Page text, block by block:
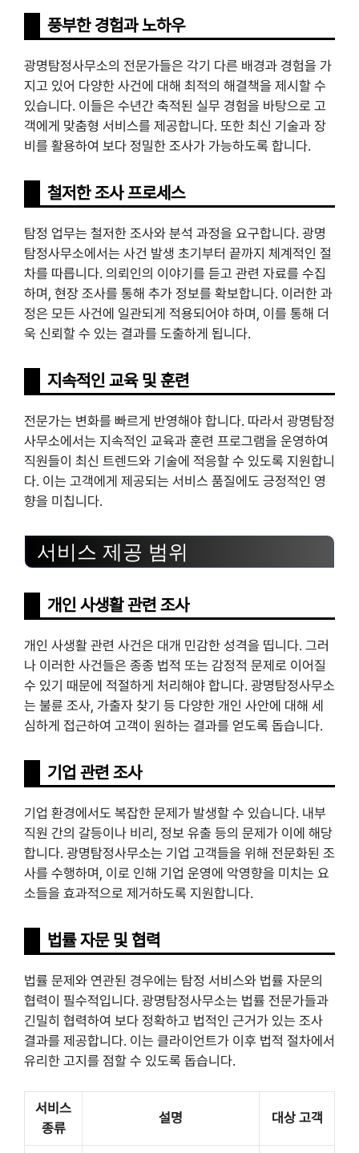
풍부한 경험과 노하우
광명탐정사무소의 전문가들은 각기 다른 배경과 경험을 가
지고 있어 다양한 사건에 대해 최적의 해결책을 제시할 수
있습니다. 이들은 수년간 축적된 실무 경험을 바탕으로 고
객에게 맞춤형 서비스를 제공합니다. 또한 최신 기술과 장
비를 활용하여 보다 정밀한 조사가 가능하도록 합니다.
철저한 조사 프로세스
탐정 업무는 철저한 조사와 분석 과정을 요구합니다. 광명
탐정사무소에서는 사건 발생 초기부터 끝까지 체계적인 절
차를 따릅니다. 의뢰인의 이야기를 듣고 관련 자료를 수집
하며, 현장 조사를 통해 추가 정보를 확보합니다. 이러한 과
정은 모든 사건에 일관되게 적용되어야 하며, 이를 통해 더
욱 신뢰할 수 있는 결과를 도출하게 됩니다.
지속적인 교육 및 훈련
전문가는 변화를 빠르게 반영해야 합니다. 따라서 광명탐정
사무소에서는 지속적인 교육과 훈련 프로그램을 운영하여
직원들이 최신 트렌드와 기술에 적응할 수 있도록 지원합니
다. 이는 고객에게 제공되는 서비스 품질에도 긍정적인 영
향을 미칩니다.
서비스 제공 범위
개인 사생활 관련 조사
개인 사생활 관련 사건은 대개 민감한 성격을 띱니다. 그러
나 이러한 사건들은 종종 법적 또는 감정적 문제로 이어질
수 있기 때문에 적절하게 처리해야 합니다. 광명탐정사무소
는 불륜 조사, 가출자 찾기 등 다양한 개인 사안에 대해 세
심하게 접근하여 고객이 원하는 결과를 얻도록 돕습니다.
기업 관련 조사
기업 환경에서도 복잡한 문제가 발생할 수 있습니다. 내부
직원 간의 갈등이나 비리, 정보 유출 등의 문제가 이에 해당
합니다. 광명탐정사무소는 기업 고객들을 위해 전문화된 조
사를 수행하며, 이로 인해 기업 운영에 악영향을 미치는 요
소들을 효과적으로 제거하도록 지원합니다.
법률 자문 및 협력
법률 문제와 연관된 경우에는 탐정 서비스와 법률 자문의
협력이 필수적입니다. 광명탐정사무소는 법률 전문가들과
긴밀히 협력하여 보다 정확하고 법적인 근거가 있는 조사
결과를 제공합니다. 이는 클라이언트가 이후 법적 절차에서
유리한 고지를 점할 수 있도록 돕습니다.
서비스
종류
설명 대상 고객